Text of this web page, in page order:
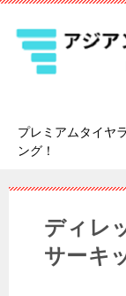
プレミアムタイヤ
ング！
ディレ
サーキ